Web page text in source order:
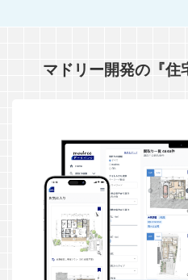
マドリー開発の『住